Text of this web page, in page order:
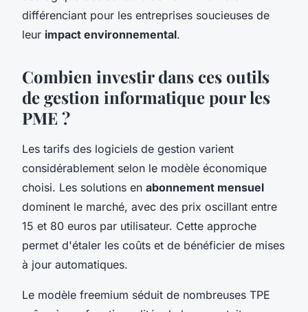
différenciant pour les entreprises soucieuses de
leur impact environnemental.
Combien investir dans ces outils
de gestion informatique pour les
PME ?
Les tarifs des logiciels de gestion varient
considérablement selon le modèle économique
choisi. Les solutions en abonnement mensuel
dominent le marché, avec des prix oscillant entre
15 et 80 euros par utilisateur. Cette approche
permet d'étaler les coûts et de bénéficier de mises
à jour automatiques.
Le modèle freemium séduit de nombreuses TPE